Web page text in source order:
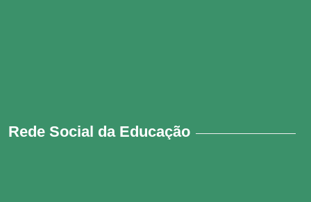
Rede Social da Educação